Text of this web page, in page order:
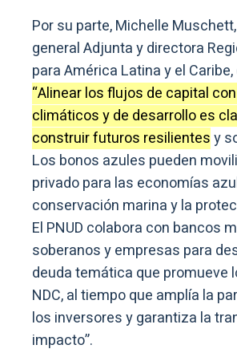
Por su parte, Michelle
general Adjunta y directora
para América Latina y el
“Alinear los flujos de capital
climáticos y de desarrollo es
construir futuros resilientesy
Los bonos azules pueden
privado para las economías
conservación marina y la
El PNUD colabora con bancos
soberanos y empresas para
deuda temática que promueve
NDC, al tiempo que amplía la
los inversores y garantiza la
impacto”.